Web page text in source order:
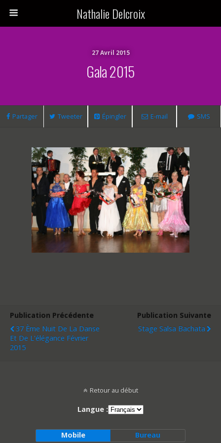
Nathalie Delcroix
27 Avril 2015
Gala 2015
Partager Tweeter Épingler E-mail SMS
Publication Précédente
37 Ème Nuit De La Danse
Et De L'élégance Février
2015
Publication Suivante
Stage Salsa Bachata
Retour au début
Langue :
Mobile Bureau